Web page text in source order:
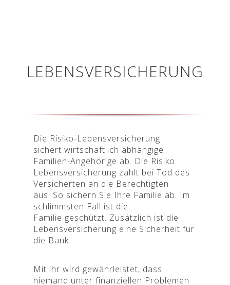
LEBENSVERSICHERUNG
Die Risiko-Lebensversicherung
sichert wirtschaftlich abhängige
Familien-Angehörige ab. Die Risiko
Lebensversicherung zahlt bei Tod des
Versicherten an die Berechtigten
aus. So sichern Sie Ihre Familie ab. Im
schlimmsten Fall ist die
Familie geschützt. Zusätzlich ist die
Lebensversicherung eine Sicherheit für
die Bank.
Mit ihr wird gewährleistet, dass
niemand unter finanziellen Problemen